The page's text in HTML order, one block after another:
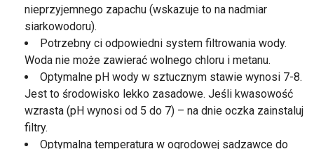
nieprzyjemnego zapachu (wskazuje to na nadmiar
siarkowodoru).
Potrzebny ci odpowiedni system filtrowania wody.
Woda nie może zawierać wolnego chloru i metanu.
Optymalne pH wody w sztucznym stawie wynosi 7-8.
Jest to środowisko lekko zasadowe. Jeśli kwasowość
wzrasta (pH wynosi od 5 do 7) – na dnie oczka zainstaluj
filtry.
Optymalna temperatura w ogrodowej sadzawce do